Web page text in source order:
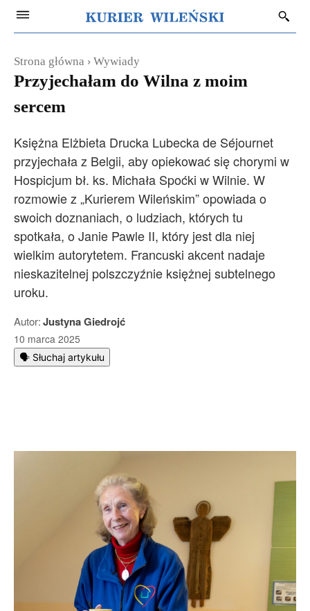
Strona główna Wywiady
Przyjechałam do Wilna z moim
sercem
Księżna Elżbieta Drucka Lubecka de Séjournet
przyjechała z Belgii, aby opiekować się chorymi w
Hospicjum bł. ks. Michała Spoćki w Wilnie. W
rozmowie z „Kurierem Wileńskim” opowiada o
swoich doznaniach, o ludziach, których tu
spotkała, o Janie Pawle II, który jest dla niej
wielkim autorytetem. Francuski akcent nadaje
nieskazitelnej polszczyźnie księżnej subtelnego
uroku.
Autor:Justyna Giedrojć
10 marca 2025
🗣️ Słuchaj artykułu